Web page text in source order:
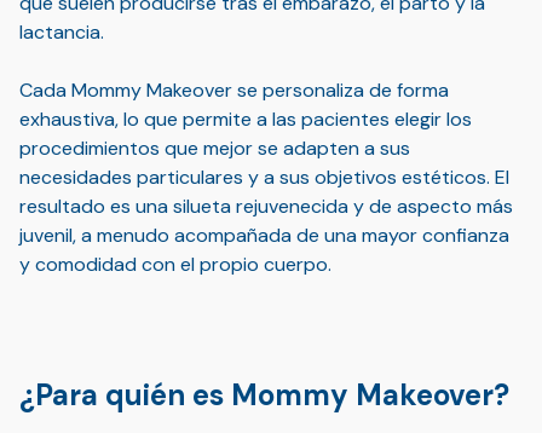
lactancia.
Cada Mommy Makeover se personaliza de forma
exhaustiva, lo que permite a las pacientes elegir los
procedimientos que mejor se adapten a sus
necesidades particulares y a sus objetivos estéticos. El
resultado es una silueta rejuvenecida y de aspecto más
juvenil, a menudo acompañada de una mayor confianza
y comodidad con el propio cuerpo.
¿Para quién es Mommy Makeover?